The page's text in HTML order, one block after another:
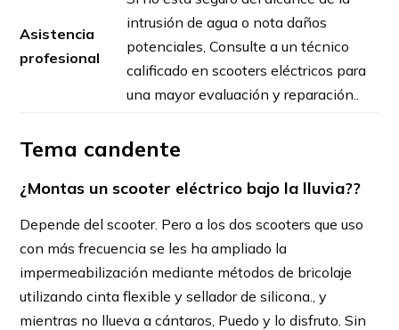
Asistencia
profesional
intrusión de agua o nota daños
potenciales, Consulte a un técnico
calificado en scooters eléctricos para
una mayor evaluación y reparación..
Tema candente
¿Montas un scooter eléctrico bajo la lluvia??
Depende del scooter. Pero a los dos scooters que uso
con más frecuencia se les ha ampliado la
impermeabilización mediante métodos de bricolaje
utilizando cinta flexible y sellador de silicona., y
mientras no llueva a cántaros, Puedo y lo disfruto. Sin